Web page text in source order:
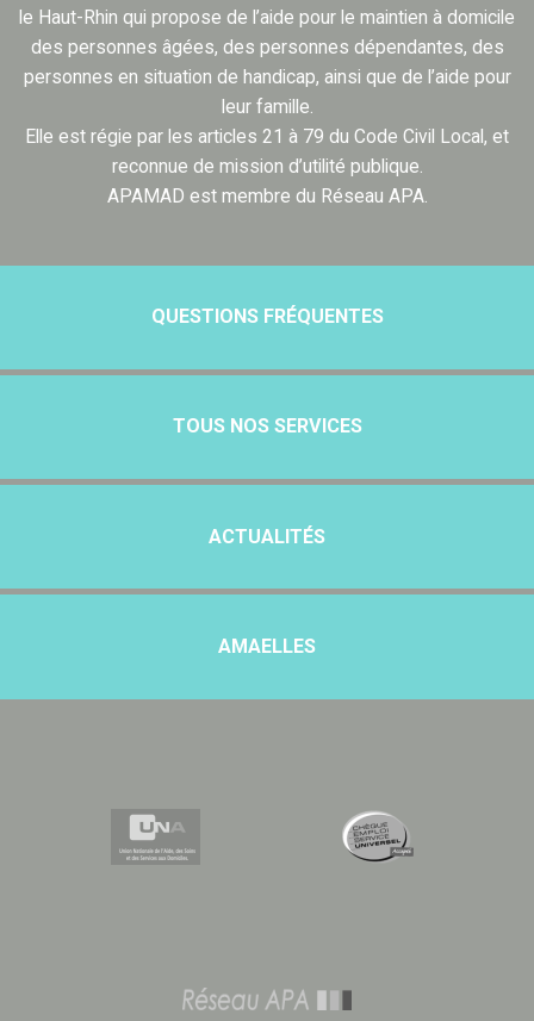
le Haut-Rhin qui propose de l’aide pour le maintien à domicile
des personnes âgées, des personnes dépendantes, des
personnes en situation de handicap, ainsi que de l’aide pour
leur famille.
Elle est régie par les articles 21 à 79 du Code Civil Local, et
reconnue de mission d’utilité publique.
APAMAD est membre du Réseau APA.
QUESTIONS FRÉQUENTES
TOUS NOS SERVICES
ACTUALITÉS
AMAELLES